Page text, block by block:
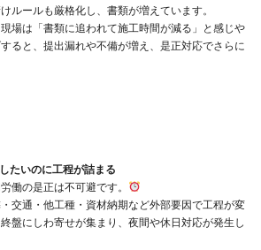
ルールも厳格化し、書類が増えています。
場は「書類に追われて施工時間が減る」と感じや
ると、提出漏れや不備が増え、是正対応でさらに
たいのに工程が詰まる
働の是正は不可避です。
交通・他工種・資材納期など外部要因で工程が変
盤にしわ寄せが集まり、夜間や休日対応が発生し